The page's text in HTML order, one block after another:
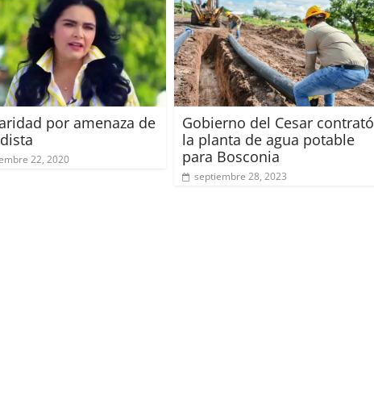
por amenaza de
22, 2020
Gobierno del Cesar contrató
la planta de agua potable
para Bosconia
septiembre 28, 2023